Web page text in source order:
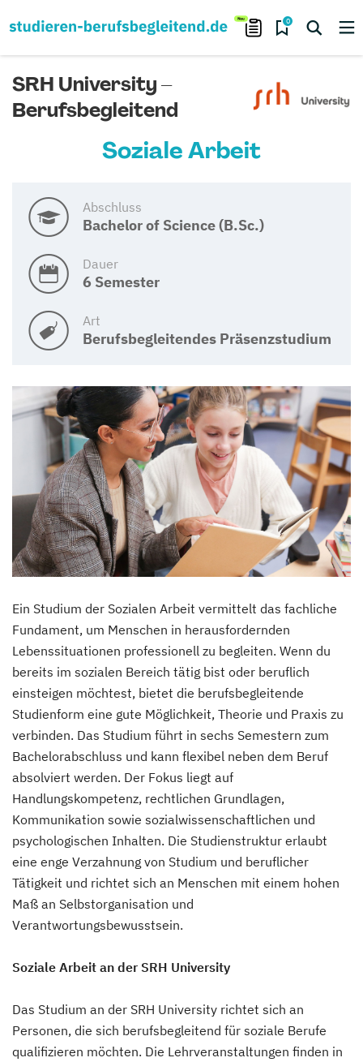
0
SRH University –
Berufsbegleitend
Soziale Arbeit
Abschluss
Bachelor of Science (B.Sc.)
Dauer
6 Semester
Art
Berufsbegleitendes Präsenzstudium
Ein Studium der Sozialen Arbeit vermittelt das fachliche
Fundament, um Menschen in herausfordernden
Lebenssituationen professionell zu begleiten. Wenn du
bereits im sozialen Bereich tätig bist oder beruflich
einsteigen möchtest, bietet die berufsbegleitende
Studienform eine gute Möglichkeit, Theorie und Praxis zu
verbinden. Das Studium führt in sechs Semestern zum
Bachelorabschluss und kann flexibel neben dem Beruf
absolviert werden. Der Fokus liegt auf
Handlungskompetenz, rechtlichen Grundlagen,
Kommunikation sowie sozialwissenschaftlichen und
psychologischen Inhalten. Die Studienstruktur erlaubt
eine enge Verzahnung von Studium und beruflicher
Tätigkeit und richtet sich an Menschen mit einem hohen
Maß an Selbstorganisation und
Verantwortungsbewusstsein.
Soziale Arbeit an der SRH University
Das Studium an der SRH University richtet sich an
Personen, die sich berufsbegleitend für soziale Berufe
qualifizieren möchten. Die Lehrveranstaltungen finden in